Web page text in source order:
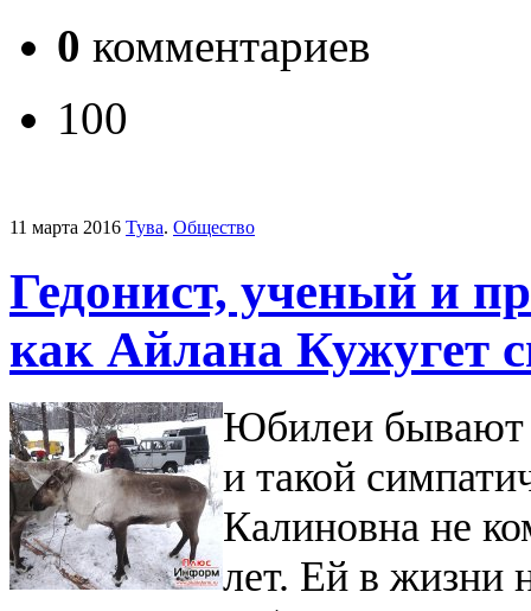
0 комментариев
100
11 марта 2016 Тува. Общество
Гедонист, ученый и
как Айлана Кужугет
Юбилеи бывают
и такой
Калиновна не
лет. Ей в жизни